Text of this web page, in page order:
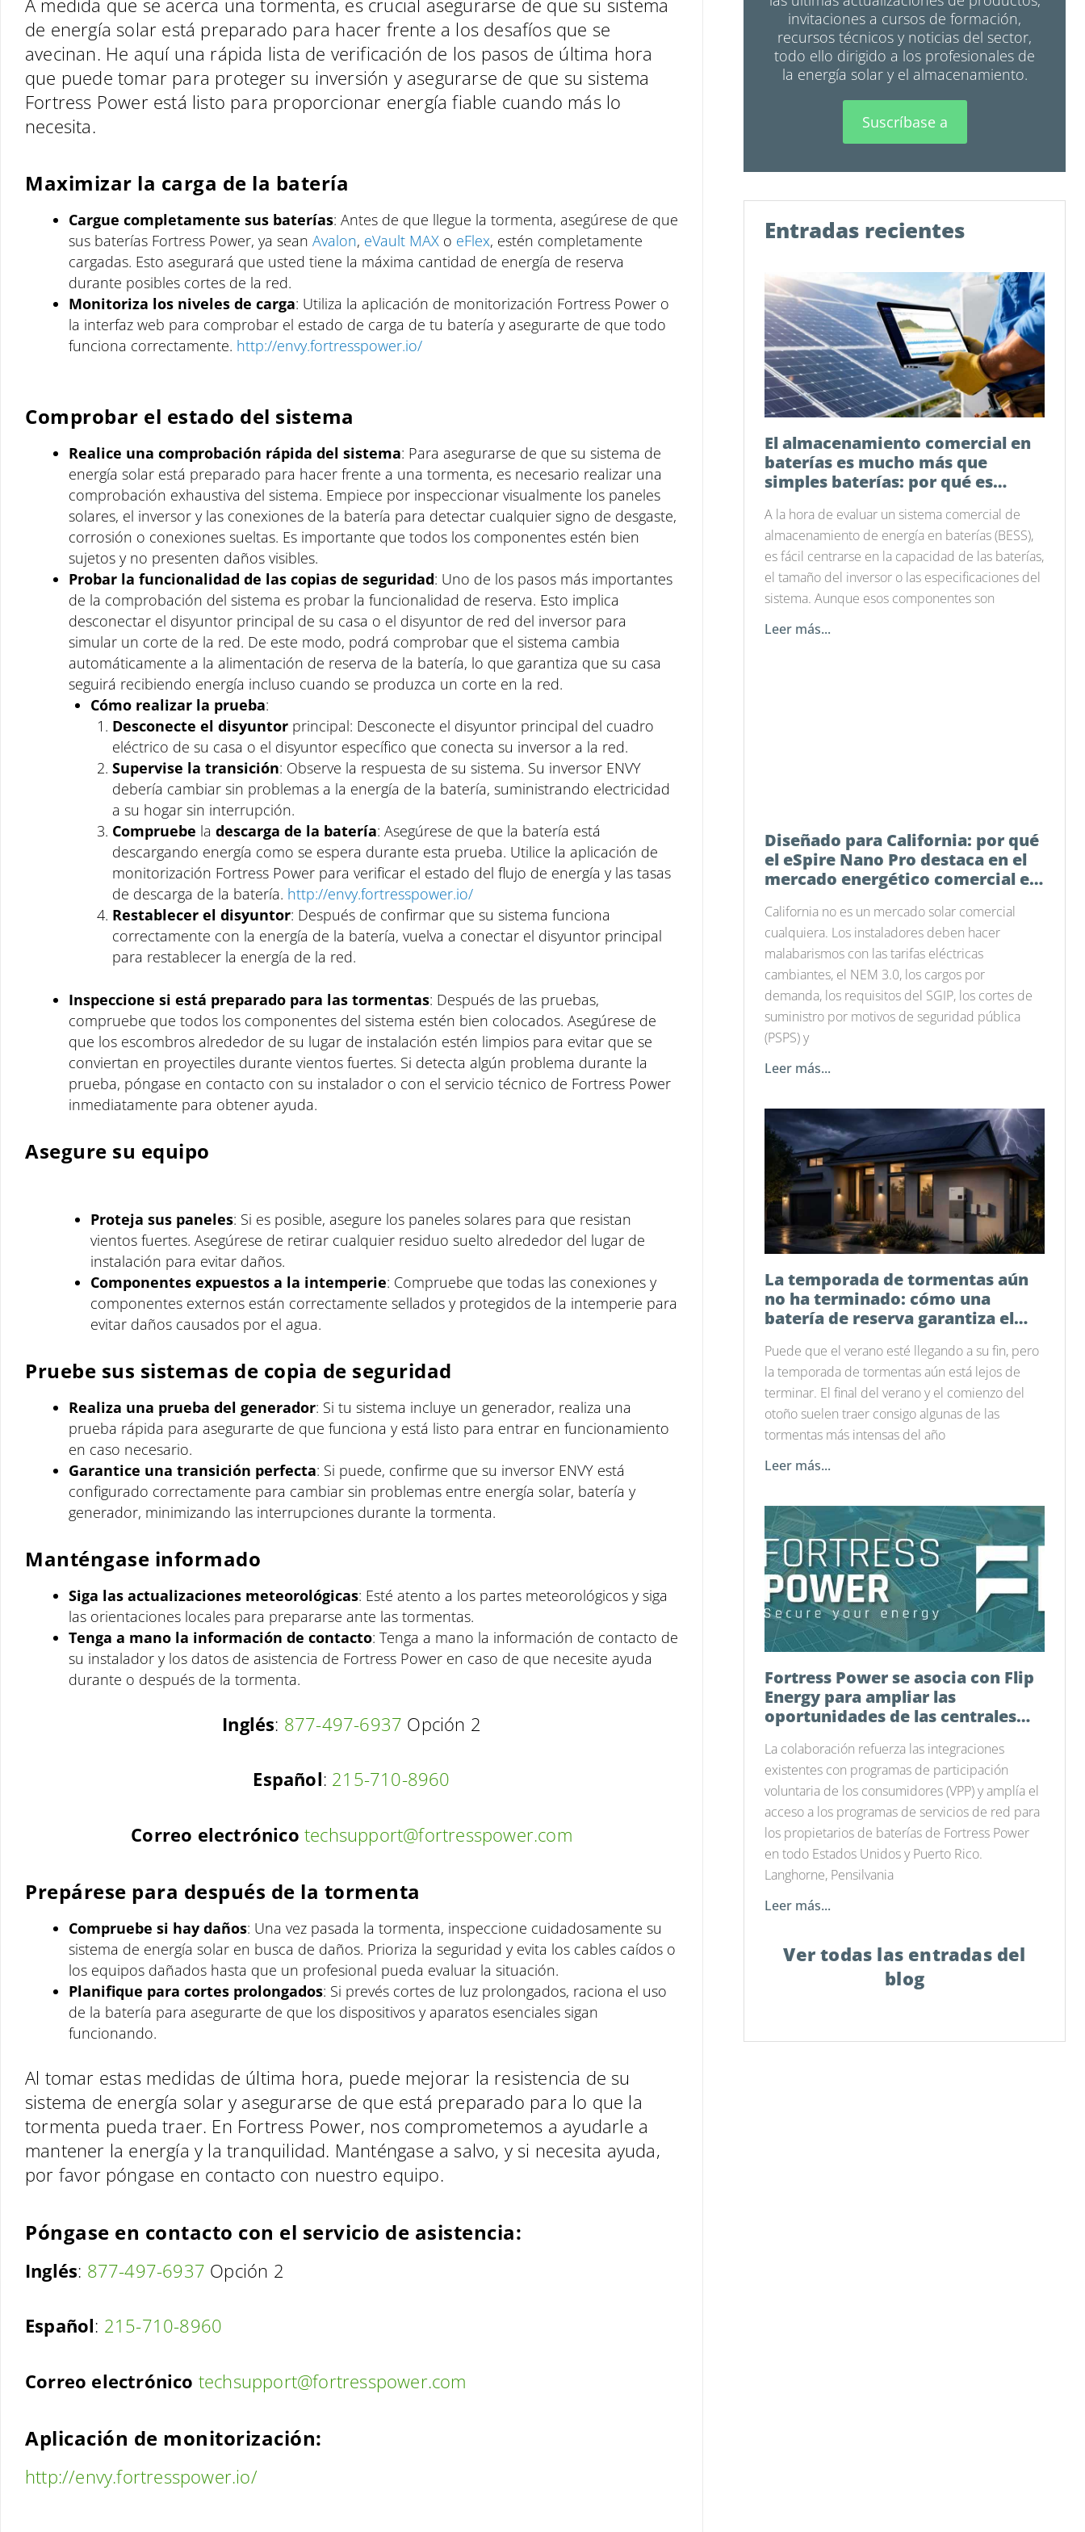
de energía solar está preparado para hacer frente a los desafíos que se
avecinan. He aquí una rápida lista de verificación de los pasos de última hora
que puede tomar para proteger su inversión y asegurarse de que su sistema
Fortress Power está listo para proporcionar energía fiable cuando más lo
necesita.
Maximizar la carga de la batería
Cargue completamente sus baterías: Antes de que llegue la tormenta, asegúrese de que
sus baterías Fortress Power, ya sean Avalon, eVault MAX o eFlex, estén completamente
cargadas. Esto asegurará que usted tiene la máxima cantidad de energía de reserva
durante posibles cortes de la red.
Monitoriza los niveles de carga: Utiliza la aplicación de monitorización Fortress Power o
la interfaz web para comprobar el estado de carga de tu batería y asegurarte de que todo
funciona correctamente. http://envy.fortresspower.io/
Comprobar el estado del sistema
Realice una comprobación rápida del sistema: Para asegurarse de que su sistema de
energía solar está preparado para hacer frente a una tormenta, es necesario realizar una
comprobación exhaustiva del sistema. Empiece por inspeccionar visualmente los paneles
solares, el inversor y las conexiones de la batería para detectar cualquier signo de desgaste,
corrosión o conexiones sueltas. Es importante que todos los componentes estén bien
sujetos y no presenten daños visibles.
Probar la funcionalidad de las copias de seguridad: Uno de los pasos más importantes
de la comprobación del sistema es probar la funcionalidad de reserva. Esto implica
desconectar el disyuntor principal de su casa o el disyuntor de red del inversor para
simular un corte de la red. De este modo, podrá comprobar que el sistema cambia
automáticamente a la alimentación de reserva de la batería, lo que garantiza que su casa
seguirá recibiendo energía incluso cuando se produzca un corte en la red.
Cómo realizar la prueba:
Desconecte el disyuntor principal: Desconecte el disyuntor principal del cuadro
eléctrico de su casa o el disyuntor específico que conecta su inversor a la red.
Supervise la transición: Observe la respuesta de su sistema. Su inversor ENVY
debería cambiar sin problemas a la energía de la batería, suministrando electricidad
a su hogar sin interrupción.
Compruebe la descarga de la batería: Asegúrese de que la batería está
descargando energía como se espera durante esta prueba. Utilice la aplicación de
monitorización Fortress Power para verificar el estado del flujo de energía y las tasas
de descarga de la batería. http://envy.fortresspower.io/
Restablecer el disyuntor: Después de confirmar que su sistema funciona
correctamente con la energía de la batería, vuelva a conectar el disyuntor principal
para restablecer la energía de la red.
Inspeccione si está preparado para las tormentas: Después de las pruebas,
compruebe que todos los componentes del sistema estén bien colocados. Asegúrese de
que los escombros alrededor de su lugar de instalación estén limpios para evitar que se
conviertan en proyectiles durante vientos fuertes. Si detecta algún problema durante la
prueba, póngase en contacto con su instalador o con el servicio técnico de Fortress Power
inmediatamente para obtener ayuda.
Asegure su equipo
Proteja sus paneles: Si es posible, asegure los paneles solares para que resistan
vientos fuertes. Asegúrese de retirar cualquier residuo suelto alrededor del lugar de
instalación para evitar daños.
Componentes expuestos a la intemperie: Compruebe que todas las conexiones y
componentes externos están correctamente sellados y protegidos de la intemperie para
evitar daños causados por el agua.
Pruebe sus sistemas de copia de seguridad
Realiza una prueba del generador: Si tu sistema incluye un generador, realiza una
prueba rápida para asegurarte de que funciona y está listo para entrar en funcionamiento
en caso necesario.
Garantice una transición perfecta: Si puede, confirme que su inversor ENVY está
configurado correctamente para cambiar sin problemas entre energía solar, batería y
generador, minimizando las interrupciones durante la tormenta.
Manténgase informado
Siga las actualizaciones meteorológicas: Esté atento a los partes meteorológicos y siga
las orientaciones locales para prepararse ante las tormentas.
Tenga a mano la información de contacto: Tenga a mano la información de contacto de
su instalador y los datos de asistencia de Fortress Power en caso de que necesite ayuda
durante o después de la tormenta.
Inglés: 877-497-6937 Opción 2
Español: 215-710-8960
Correo electrónicotechsupport@fortresspower.com
Prepárese para después de la tormenta
Compruebe si hay daños: Una vez pasada la tormenta, inspeccione cuidadosamente su
sistema de energía solar en busca de daños. Prioriza la seguridad y evita los cables caídos o
los equipos dañados hasta que un profesional pueda evaluar la situación.
Planifique para cortes prolongados: Si prevés cortes de luz prolongados, raciona el uso
de la batería para asegurarte de que los dispositivos y aparatos esenciales sigan
funcionando.
Al tomar estas medidas de última hora, puede mejorar la resistencia de su
sistema de energía solar y asegurarse de que está preparado para lo que la
tormenta pueda traer. En Fortress Power, nos comprometemos a ayudarle a
mantener la energía y la tranquilidad. Manténgase a salvo, y si necesita ayuda,
por favor póngase en contacto con nuestro equipo.
Póngase en contacto con el servicio de asistencia:
Inglés: 877-497-6937 Opción 2
Español: 215-710-8960
Correo electrónico techsupport@fortresspower.com
Aplicación de monitorización:
http://envy.fortresspower.io/
invitaciones a cursos de formación,
recursos técnicos y noticias del sector,
todo ello dirigido a los profesionales de
la energía solar y el almacenamiento.
Suscríbase a
Entradas recientes
El almacenamiento comercial en
baterías es mucho más que
simples baterías: por qué es
gestión energética
A la hora de evaluar un sistema comercial de
almacenamiento de energía en baterías (BESS),
es fácil centrarse en la capacidad de las baterías,
el tamaño del inversor o las especificaciones del
sistema. Aunque esos componentes son
Leer más...
Diseñado para California: por qué
el eSpire Nano Pro destaca en el
mercado energético comercial e
California no es un mercado solar comercial
cualquiera. Los instaladores deben hacer
malabarismos con las tarifas eléctricas
cambiantes, el NEM 3.0, los cargos por
demanda, los requisitos del SGIP, los cortes de
suministro por motivos de seguridad pública
(PSPS) y
Leer más...
La temporada de tormentas aún
no ha terminado: cómo una
batería de reserva garantiza el
Puede que el verano esté llegando a su fin, pero
la temporada de tormentas aún está lejos de
terminar. El final del verano y el comienzo del
otoño suelen traer consigo algunas de las
tormentas más intensas del año
Leer más...
Fortress Power se asocia con Flip
Energy para ampliar las
oportunidades de las centrales
país
La colaboración refuerza las integraciones
existentes con programas de participación
voluntaria de los consumidores (VPP) y amplía el
acceso a los programas de servicios de red para
los propietarios de baterías de Fortress Power
en todo Estados Unidos y Puerto Rico.
Langhorne, Pensilvania
Leer más...
Ver todas las entradas del
blog